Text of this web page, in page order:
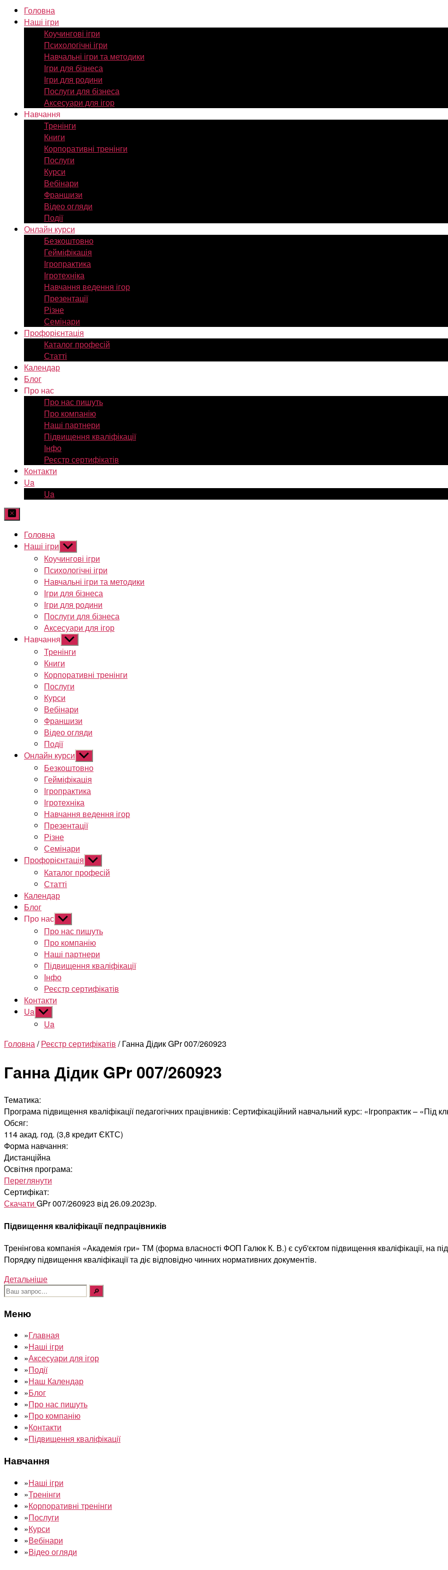
Головна
Наші ігри
Коучингові ігри
Психологічні ігри
Навчальні ігри та методики
Ігри для бізнеса
Ігри для родини
Послуги для бізнеса
Аксесуари для ігор
Навчання
Тренінги
Книги
Корпоративні тренінги
Послуги
Курси
Вебінари
Франшизи
Відео огляди
Події
Онлайн курси
Безкоштовно
Гейміфікація
Ігропрактика
Ігротехніка
Навчання ведення ігор
Презентації
Різне
Семінари
Профорієнтація
Каталог професій
Статті
Календар
Блог
Про нас
Про нас пишуть
Про компанію
Наші партнери
Підвищення кваліфікації
Інфо
Реєстр сертифікатів
Контакти
Ua
Ua
Головна
Наші ігри Показати
підменю
Коучингові ігри
Психологічні ігри
Навчальні ігри та методики
Ігри для бізнеса
Ігри для родини
Послуги для бізнеса
Аксесуари для ігор
Навчання Показати
підменю
Тренінги
Книги
Корпоративні тренінги
Послуги
Курси
Вебінари
Франшизи
Відео огляди
Події
Онлайн курси Показати
підменю
Безкоштовно
Гейміфікація
Ігропрактика
Ігротехніка
Навчання ведення ігор
Презентації
Різне
Семінари
Профорієнтація Показати
підменю
Каталог професій
Статті
Календар
Блог
Про нас Показати
підменю
Про нас пишуть
Про компанію
Наші партнери
Підвищення кваліфікації
Інфо
Реєстр сертифікатів
Контакти
Ua Показати
підменю
Ua
Головна/Реєстр сертифікатів / Ганна Дідик GPr 007/260923
Ганна Дідик GPr 007/260923
Тематика:
Програма підвищення кваліфікації педагогічних працівників: Сертифікаційний навчальний курс: «Ігропрактик – «Під
Обсяг:
114 акад. год. (3,8 кредит ЄКТС)
Форма навчання:
Дистанційна
Освітня програма:
Переглянути
Сертифікат:
Скачати GPr 007/260923 від 26.09.2023р.
Підвищення кваліфікації педпрацівників
Тренінгова компанія «Академія гри» ТМ (форма власності ФОП Галюк К. В.) є суб'єктом підвищення кваліфікації, на
Порядку підвищення кваліфікації та діє відповідно чинних нормативних документів.
Детальніше
Шукати:
Меню
»Главная
»Наші ігри
»Аксесуари для ігор
»Події
»Наш Календар
»Блог
»Про нас пишуть
»Про компанію
»Контакти
»Підвищення кваліфікації
Навчання
»Наші ігри
»Тренінги
»Корпоративні тренінги
»Послуги
»Курси
»Вебінари
»Відео огляди